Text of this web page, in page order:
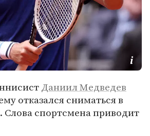
Даниил Медведев
отказался сниматься в
Слова спортсмена приводит